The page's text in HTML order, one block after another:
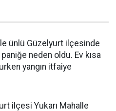
ünlü Güzelyurt ilçesinde
neden oldu. Ev kısa
yangın itfaiye
ilçesi Yukarı Mahalle